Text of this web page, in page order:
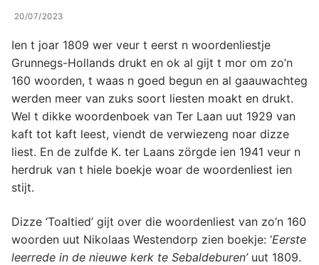
20/07/2023
Ien t joar 1809 wer veur t eerst n woordenliestje
Grunnegs-Hollands drukt en ok al gijt t mor om zo’n
160 woorden, t waas n goed begun en al gaauwachteg
werden meer van zuks soort liesten moakt en drukt.
Wel t dikke woordenboek van Ter Laan uut 1929 van
kaft tot kaft leest, viendt de verwiezeng noar dizze
liest. En de zulfde K. ter Laans zörgde ien 1941 veur n
herdruk van t hiele boekje woar de woordenliest ien
stijt.
Dizze ‘Toaltied’ gijt over die woordenliest van zo’n 160
woorden uut Nikolaas Westendorp zien boekje: ‘Eerste
leerrede in de nieuwe kerk te Sebaldeburen’uut 1809.